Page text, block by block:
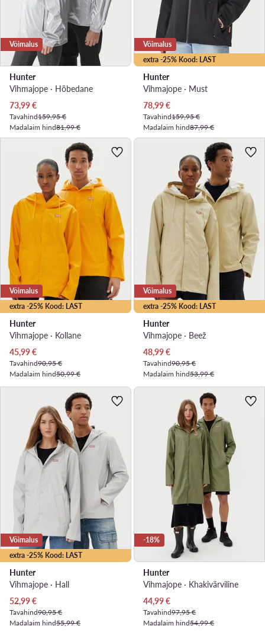
Võimalus
Hunter
Vihmajope · Hõbedane
Praegune hind
73,99€
Tavahind159,95 €
Madalaim hind81,99 €
extra -25% Kood: LAST
Võimalus
Hunter
Vihmajope · Must
Praegune hind
78,99€
Tavahind159,95 €
Madalaim hind87,99 €
extra -25% Kood: LAST
Võimalus
Hunter
Vihmajope · Kollane
Praegune hind
45,99€
Tavahind90,95 €
Madalaim hind50,99 €
extra -25% Kood: LAST
Võimalus
Hunter
Vihmajope · Beež
Praegune hind
48,99€
Tavahind90,95 €
Madalaim hind53,99 €
extra -25% Kood: LAST
Võimalus
Hunter
Vihmajope · Hall
Praegune hind
52,99€
Tavahind90,95 €
Madalaim hind55,99 €
-18%
Hunter
Vihmajope · Khakivärviline
Praegune hind
44,99€
Tavahind97,95 €
Madalaim hind54,99 €